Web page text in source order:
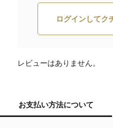
ログインしてク
レビューはありません。
お支払い方法について